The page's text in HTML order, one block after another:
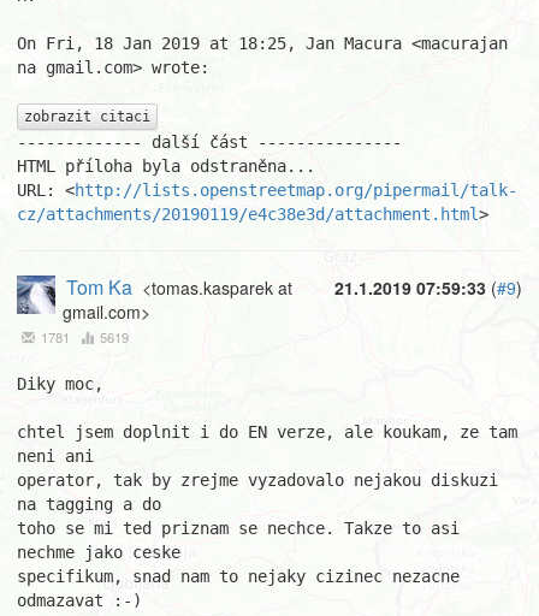
On Fri, 18 Jan 2019 at 18:25, Jan Macura <macurajan
na gmail.com> wrote:
zobrazit citaci
------------- další část ---------------
HTML příloha byla odstraněna...
URL: <http://lists.openstreetmap.org/pipermail/talk-
cz/attachments/20190119/e4c38e3d/attachment.html>
21.1.2019 07:59:33 (#9)
Tom Ka <tomas.kasparek at
gmail.com>
1781 5619
Diky moc,
chtel jsem doplnit i do EN verze, ale koukam, ze tam
neni ani
operator, tak by zrejme vyzadovalo nejakou diskuzi
na tagging a do
toho se mi ted priznam se nechce. Takze to asi
nechme jako ceske
specifikum, snad nam to nejaky cizinec nezacne
odmazavat :-)